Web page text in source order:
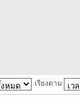
เรียงตาม